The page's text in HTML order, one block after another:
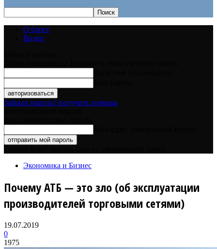
О блоге
Видео
Забыли пароль? получить помощь
Экономика и Бизнес
Почему АТБ — это зло (об эксплуатации
производителей торговыми сетями)
19.07.2019
0
1975